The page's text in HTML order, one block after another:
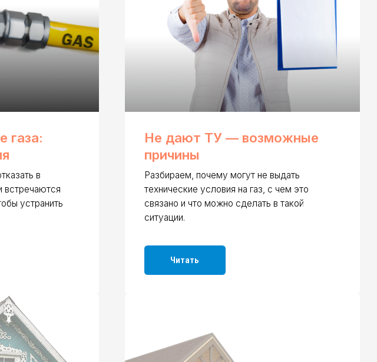
Не дают ТУ — возможные
Разбираем, почему могут не выдать
связано и что можно сделать в такой